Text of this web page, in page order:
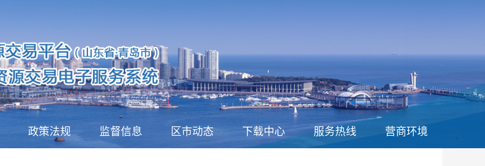
政策法规 监督信息 区市动态 下载中心 服务热线 营商环境